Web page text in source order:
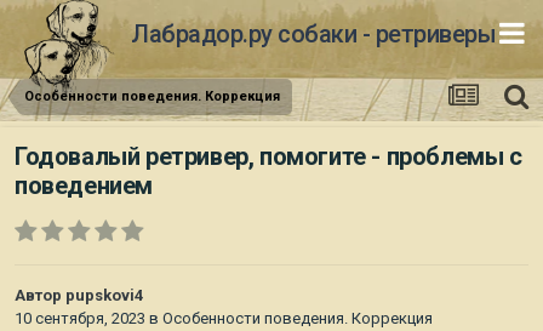
Лабрадор.ру собаки - ретриверы
Особенности поведения. Коррекция
Годовалый ретривер, помогите - проблемы с
поведением
Автор pupskovi4
10 сентября, 2023 в Особенности поведения. Коррекция